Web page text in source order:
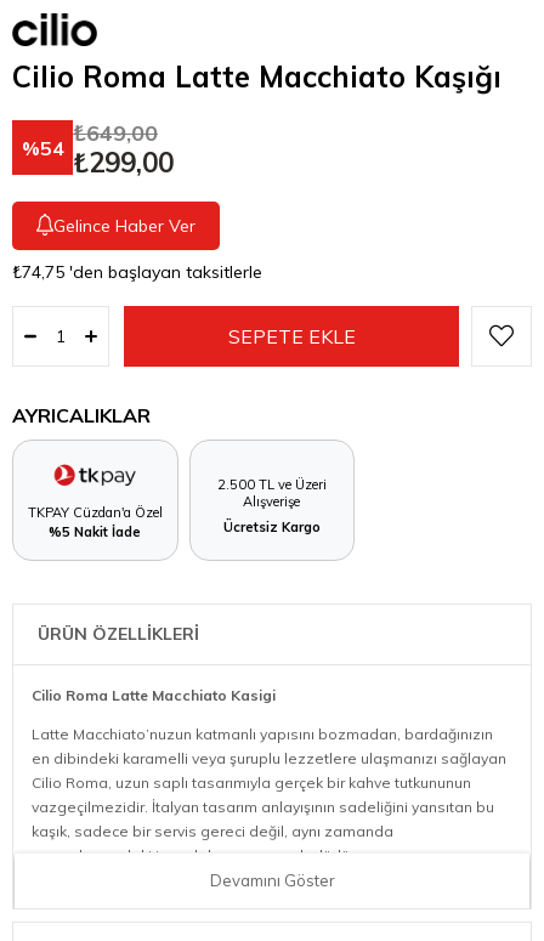
Cilio Roma Latte Macchiato Kaşığı
54
₺649,00
₺299,00
Gelince Haber Ver
₺74,75 'den başlayan taksitlerle
AYRICALIKLAR
TKPAY Cüzdan'a Özel
%5 Nakit İade
2.500 TL ve Üzeri
Alışverişe
Ücretsiz Kargo
ÜRÜN ÖZELLİKLERİ
Cilio Roma Latte Macchiato Kasigi
Latte Macchiato’nuzun katmanlı yapısını bozmadan, bardağınızın
en dibindeki karamelli veya şuruplu lezzetlere ulaşmanızı sağlayan
Cilio Roma, uzun saplı tasarımıyla gerçek bir kahve tutkununun
vazgeçilmezidir. İtalyan tasarım anlayışının sadeliğini yansıtan bu
kaşık, sadece bir servis gereci değil, aynı zamanda
sunumlarınızdaki ince dokunuşun sembolüdür
için özel olarak tasarlanmış uzun sapı, bardağın dibine
Devamını Göster